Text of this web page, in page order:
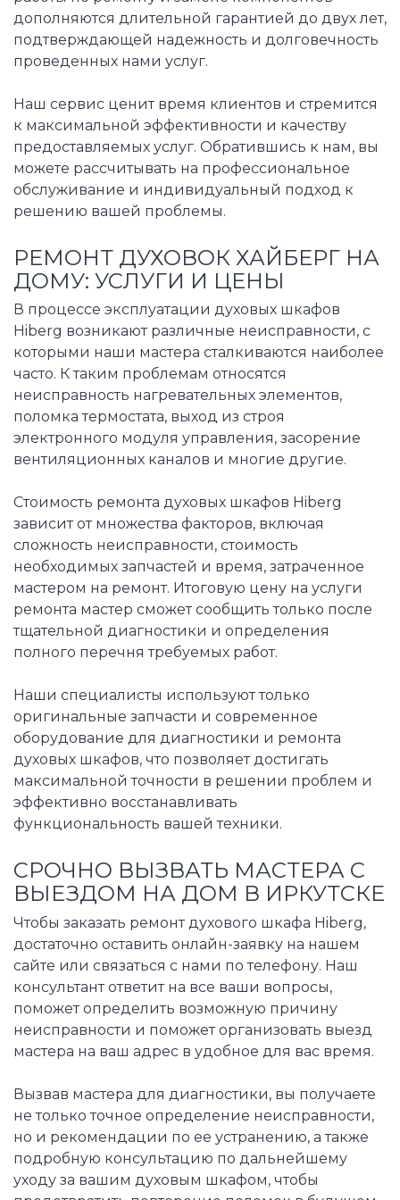
дополняются длительной гарантией до двух лет,
подтверждающей надежность и долговечность
проведенных нами услуг.
Наш сервис ценит время клиентов и стремится
к максимальной эффективности и качеству
предоставляемых услуг. Обратившись к нам, вы
можете рассчитывать на профессиональное
обслуживание и индивидуальный подход к
решению вашей проблемы.
РЕМОНТ ДУХОВОК ХАЙБЕРГ НА
ДОМУ: УСЛУГИ И ЦЕНЫ
В процессе эксплуатации духовых шкафов
Hiberg возникают различные неисправности, с
которыми наши мастера сталкиваются наиболее
часто. К таким проблемам относятся
неисправность нагревательных элементов,
поломка термостата, выход из строя
электронного модуля управления, засорение
вентиляционных каналов и многие другие.
Стоимость ремонта духовых шкафов Hiberg
зависит от множества факторов, включая
сложность неисправности, стоимость
необходимых запчастей и время, затраченное
мастером на ремонт. Итоговую цену на услуги
ремонта мастер сможет сообщить только после
тщательной диагностики и определения
полного перечня требуемых работ.
Наши специалисты используют только
оригинальные запчасти и современное
оборудование для диагностики и ремонта
духовых шкафов, что позволяет достигать
максимальной точности в решении проблем и
эффективно восстанавливать
функциональность вашей техники.
СРОЧНО ВЫЗВАТЬ МАСТЕРА С
ВЫЕЗДОМ НА ДОМ В ИРКУТСКЕ
Чтобы заказать ремонт духового шкафа Hiberg,
достаточно оставить онлайн-заявку на нашем
сайте или связаться с нами по телефону. Наш
консультант ответит на все ваши вопросы,
поможет определить возможную причину
неисправности и поможет организовать выезд
мастера на ваш адрес в удобное для вас время.
Вызвав мастера для диагностики, вы получаете
не только точное определение неисправности,
но и рекомендации по ее устранению, а также
подробную консультацию по дальнейшему
уходу за вашим духовым шкафом, чтобы